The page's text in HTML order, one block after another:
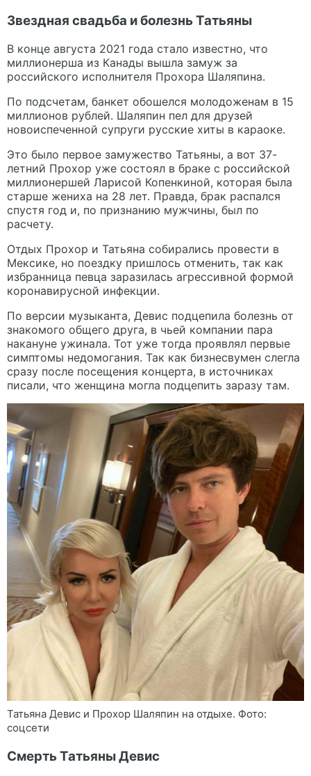
Звездная свадьба и болезнь Татьяны
В конце августа 2021 года стало известно, что
миллионерша из Канады вышла замуж за
российского исполнителя Прохора Шаляпина.
По подсчетам, банкет обошелся молодоженам в 15
миллионов рублей. Шаляпин пел для друзей
новоиспеченной супруги русские хиты в караоке.
Это было первое замужество Татьяны, а вот 37-
летний Прохор уже состоял в браке с российской
миллионершей Ларисой Копенкиной, которая была
старше жениха на 28 лет. Правда, брак распался
спустя год и, по признанию мужчины, был по
расчету.
Отдых Прохор и Татьяна собирались провести в
Мексике, но поездку пришлось отменить, так как
избранница певца заразилась агрессивной формой
коронавирусной инфекции.
По версии музыканта, Девис подцепила болезнь от
знакомого общего друга, в чьей компании пара
накануне ужинала. Тот уже тогда проявлял первые
симптомы недомогания. Так как бизнесвумен слегла
сразу после посещения концерта, в источниках
писали, что женщина могла подцепить заразу там.
Татьяна Девис и Прохор Шаляпин на отдыхе. Фото:
соцсети
Смерть Татьяны Девис